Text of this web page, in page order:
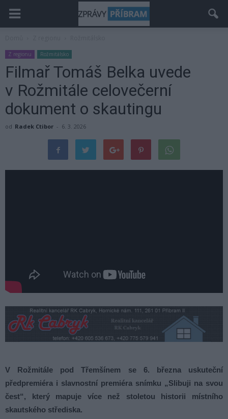
Z regionu Rožmitálsko
Filmař Tomáš Belka uvede
v Rožmitále celovečerní
dokument o skautingu
od Radek Ctibor - 6. 3. 2026
V Rožmitále pod Třemšínem se 6. března uskuteční
předpremiéra i slavnostní premiéra snímku „Slibuji na svou
čest“, který mapuje více než stoletou historii místního
skautského střediska.